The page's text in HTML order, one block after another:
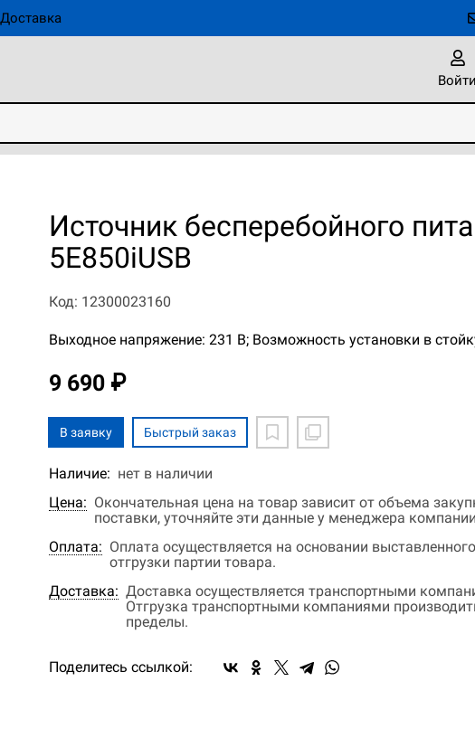
Доставка
Войти
Источник бесперебойного
5E850iUSB
Код: 12300023160
Выходное напряжение: 231 В; Возможность установки в
9 690 ₽
В заявку Быстрый заказ
Наличие: нет в наличии
Цена: Окончательная цена на товар зависит от объема
поставки, уточняйте эти данные у менеджера компании
Оплата: Оплата осуществляется на основании
отгрузки партии товара.
Доставка: Доставка осуществляется транспортными
Отгрузка транспортными компаниями
пределы.
Поделитесь ссылкой: